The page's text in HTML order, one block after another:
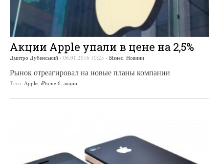
Акции Apple упали в цене на 2,5%
Дмитро Дубенський - 06.01.2016 10:25 - Бізнес, Новини
Рынок отреагировал на новые планы компании
Теги: Apple, iPhone 6, акции